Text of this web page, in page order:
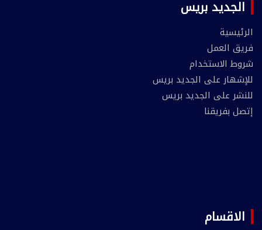
الجديد بريس
الرئيسية
فريق العمل
شروط الاستخدام
للإشهار على الجديد بريس
للنشر على الجديد بريس
إتصل بفريقنا
الاقسام